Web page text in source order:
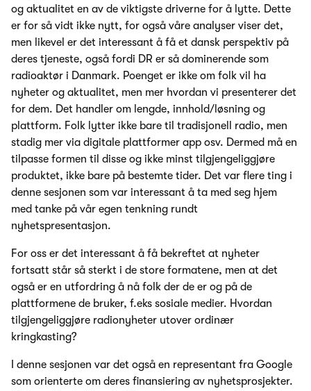
og aktualitet en av de viktigste driverne for å lytte. Dette
er for så vidt ikke nytt, for også våre analyser viser det,
men likevel er det interessant å få et dansk perspektiv på
deres tjeneste, også fordi DR er så dominerende som
radioaktør i Danmark. Poenget er ikke om folk vil ha
nyheter og aktualitet, men mer hvordan vi presenterer det
for dem. Det handler om lengde, innhold/løsning og
plattform. Folk lytter ikke bare til tradisjonell radio, men
stadig mer via digitale plattformer app osv. Dermed må en
tilpasse formen til disse og ikke minst tilgjengeliggjøre
produktet, ikke bare på bestemte tider. Det var flere ting i
denne sesjonen som var interessant å ta med seg hjem
med tanke på vår egen tenkning rundt
nyhetspresentasjon.
For oss er det interessant å få bekreftet at nyheter
fortsatt står så sterkt i de store formatene, men at det
også er en utfordring å nå folk der de er og på de
plattformene de bruker, f.eks sosiale medier. Hvordan
tilgjengeliggjøre radionyheter utover ordinær
kringkasting?
I denne sesjonen var det også en representant fra Google
som orienterte om deres finansiering av nyhetsprosjekter.